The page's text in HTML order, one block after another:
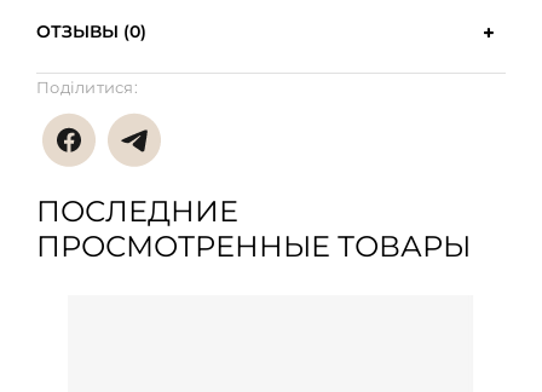
ОТЗЫВЫ (0)
Поділитися:
ПОСЛЕДНИЕ
ПРОСМОТРЕННЫЕ ТОВАРЫ